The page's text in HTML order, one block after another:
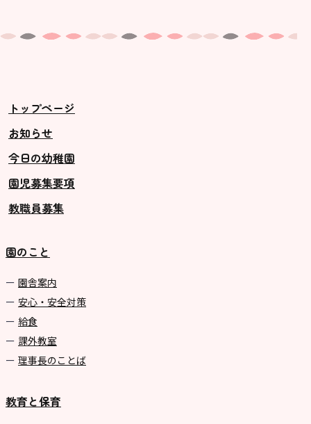
トップページ
お知らせ
今日の幼稚園
園児募集要項
教職員募集
園のこと
園舎案内
安心・安全対策
給食
課外教室
理事長のことば
教育と保育